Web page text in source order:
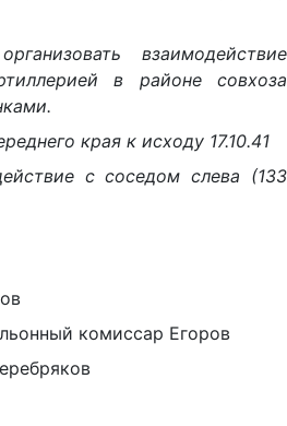
взаимодействие
в районе совхоза
края к исходу 17.10.41
с соседом слева (133
комиссар Егоров